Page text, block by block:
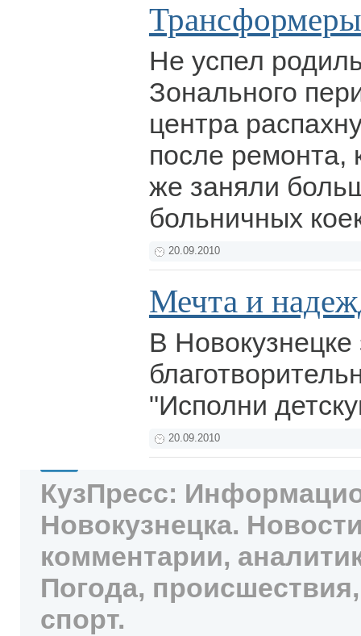
Не успел
Зонального
центра
после ремонта,
же заняли
больничных
20.09.2010
Мечта и
В
"Исполни
20.09.2010
КузПресс:
Новокузнецка.
комментарии,
Погода,
спорт.